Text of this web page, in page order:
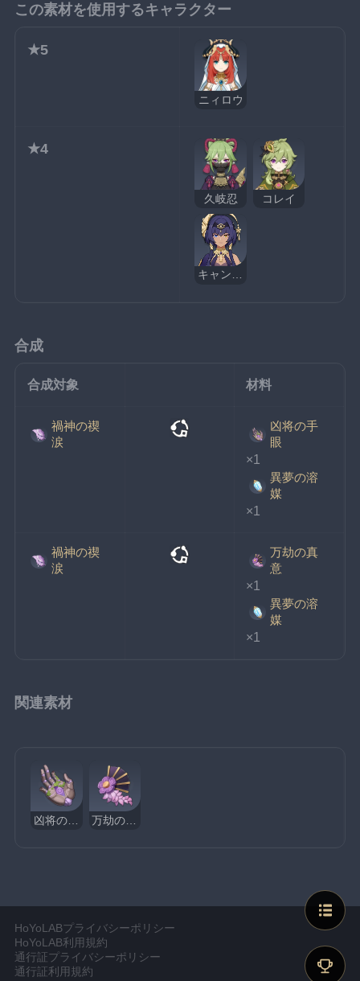
この素材を使用するキャラクター
★5
ニィロウ
★4
久岐忍 コレイ
キャンディス
合成
合成対象 材料
禍神の禊
涙
凶将の手
眼
×1
異夢の溶
媒
×1
禍神の禊
涙
万劫の真
意
×1
異夢の溶
媒
×1
関連素材
凶将の手眼
HoYoLABプライバシーポリシー
HoYoLAB利用規約
通行証プライバシーポリシー
通行証利用規約